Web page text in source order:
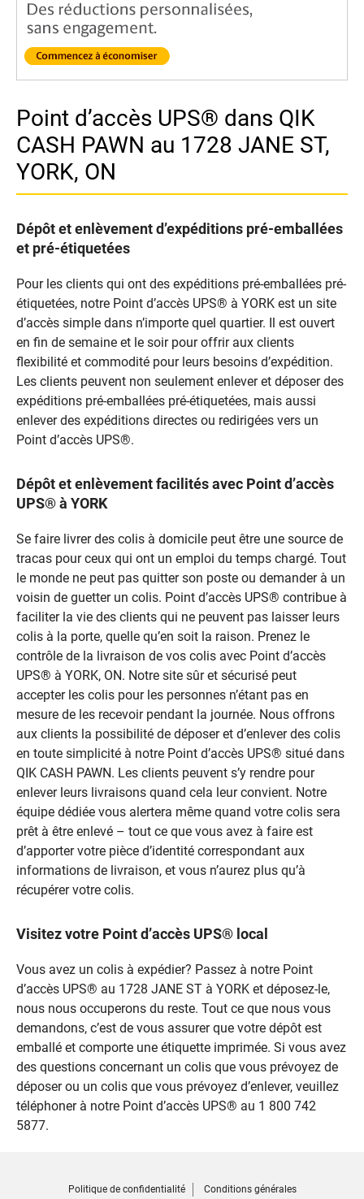
Point d’accès UPS® dans QIK
CASH PAWN au 1728 JANE ST,
YORK, ON
Dépôt et enlèvement d’expéditions pré-emballées
et pré-étiquetées
Pour les clients qui ont des expéditions pré-emballées pré-
étiquetées, notre Point d’accès UPS® à YORK est un site
d’accès simple dans n’importe quel quartier. Il est ouvert
en fin de semaine et le soir pour offrir aux clients
flexibilité et commodité pour leurs besoins d’expédition.
Les clients peuvent non seulement enlever et déposer des
expéditions pré-emballées pré-étiquetées, mais aussi
enlever des expéditions directes ou redirigées vers un
Point d’accès UPS®.
Dépôt et enlèvement facilités avec Point d’accès
UPS® à YORK
Se faire livrer des colis à domicile peut être une source de
tracas pour ceux qui ont un emploi du temps chargé. Tout
le monde ne peut pas quitter son poste ou demander à un
voisin de guetter un colis. Point d’accès UPS® contribue à
faciliter la vie des clients qui ne peuvent pas laisser leurs
colis à la porte, quelle qu’en soit la raison. Prenez le
contrôle de la livraison de vos colis avec Point d’accès
UPS® à YORK, ON. Notre site sûr et sécurisé peut
accepter les colis pour les personnes n’étant pas en
mesure de les recevoir pendant la journée. Nous offrons
aux clients la possibilité de déposer et d’enlever des colis
en toute simplicité à notre Point d’accès UPS® situé dans
QIK CASH PAWN. Les clients peuvent s’y rendre pour
enlever leurs livraisons quand cela leur convient. Notre
équipe dédiée vous alertera même quand votre colis sera
prêt à être enlevé – tout ce que vous avez à faire est
d’apporter votre pièce d’identité correspondant aux
informations de livraison, et vous n’aurez plus qu’à
récupérer votre colis.
Visitez votre Point d’accès UPS® local
Vous avez un colis à expédier? Passez à notre Point
d’accès UPS® au 1728 JANE ST à YORK et déposez-le,
nous nous occuperons du reste. Tout ce que nous vous
demandons, c’est de vous assurer que votre dépôt est
emballé et comporte une étiquette imprimée. Si vous avez
des questions concernant un colis que vous prévoyez de
déposer ou un colis que vous prévoyez d’enlever, veuillez
téléphoner à notre Point d’accès UPS® au 1 800 742
5877.
Politique de confidentialité Conditions générales